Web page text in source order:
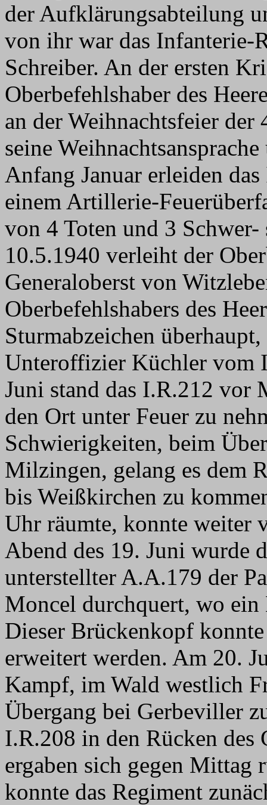
der Aufklärungsabteilung
von ihr war das Infanterie-
Schreiber. An der ersten
Oberbefehlshaber des
an der Weihnachtsfeier
seine
Anfang Januar erleiden
einem Artillerie-
von 4 Toten und 3
10.5.1940 verleiht der
Generaloberst von
Oberbefehlshabers des
Sturmabzeichen
Unteroffizier Küchler vom
Juni stand das I.R.212 vor
den Ort unter Feuer zu
Schwierigkeiten, beim
Milzingen, gelang es dem
bis Weißkirchen zu
Uhr räumte, konnte weiter
Abend des 19. Juni wurde
unterstellter A.A.179 der
Moncel durchquert, wo
Dieser Brückenkopf
erweitert werden. Am 20.
Kampf, im Wald westlich
Übergang bei Gerbeviller
I.R.208 in den Rücken des
ergaben sich gegen Mittag
konnte das Regiment